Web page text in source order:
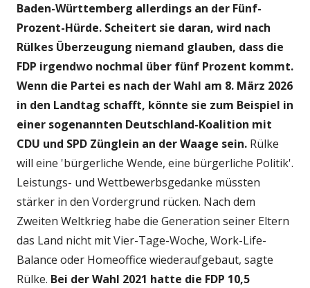
Baden-Württemberg allerdings an der Fünf-
Prozent-Hürde. Scheitert sie daran, wird nach
Rülkes Überzeugung niemand glauben, dass die
FDP irgendwo nochmal über fünf Prozent kommt.
Wenn die Partei es nach der Wahl am 8. März 2026
in den Landtag schafft, könnte sie zum Beispiel in
einer sogenannten Deutschland-Koalition mit
CDU und SPD Zünglein an der Waage sein. Rülke
will eine 'bürgerliche Wende, eine bürgerliche Politik'.
Leistungs- und Wettbewerbsgedanke müssten
stärker in den Vordergrund rücken. Nach dem
Zweiten Weltkrieg habe die Generation seiner Eltern
das Land nicht mit Vier-Tage-Woche, Work-Life-
Balance oder Homeoffice wiederaufgebaut, sagte
Rülke. Bei der Wahl 2021 hatte die FDP 10,5